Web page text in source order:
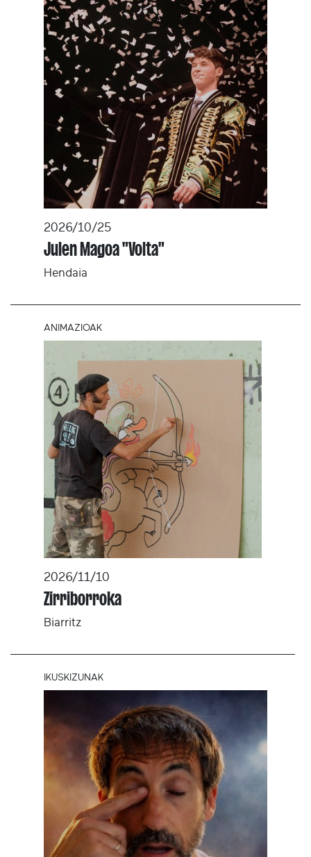
2026/10/25
Julen Magoa "Volta"
Hendaia
ANIMAZIOAK
2026/11/10
Zirriborroka
Biarritz
IKUSKIZUNAK